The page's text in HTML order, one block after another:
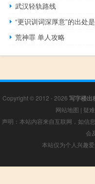
武汉轻轨路线
“更识训词深厚意”的出处
荒神罪 单人攻略
Copyright © 2012 - 2026 写字楼出
网站地图 | 疑
声明：本站内容来自互联网，如信
会
本站仅为个人兴趣